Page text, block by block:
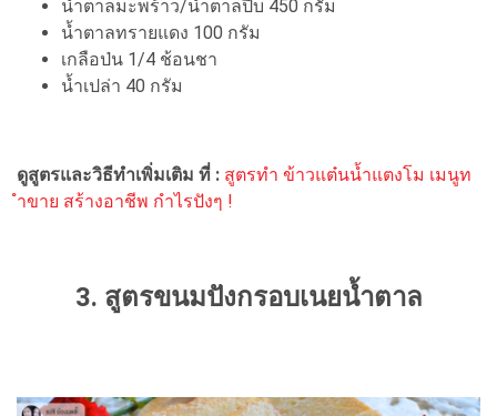
น้ำตาลมะพร้าว/น้ำตาลปี๊บ 450 กรัม
น้ำตาลทรายแดง 100 กรัม
เกลือป่น 1/4 ช้อนชา
น้ำเปล่า 40 กรัม
ดูสูตรและวิธีทำเพิ่มเติม ที่ : สูตรทำ ข้าวแต๋นน้ำแตงโม เมนูท
ำขาย สร้างอาชีพ กำไรปังๆ !
3. สูตรขนมปังกรอบเนยน้ำตาล